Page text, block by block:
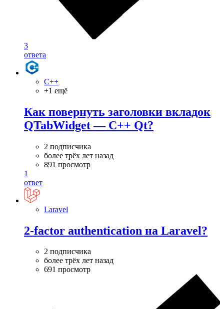
3
ответа
C++
+1 ещё
Как повернуть заголовки вкладок
QTabWidget — C++ Qt?
2 подписчика
более трёх лет назад
891 просмотр
1
ответ
Laravel
2-factor authentication на Laravel?
2 подписчика
более трёх лет назад
691 просмотр